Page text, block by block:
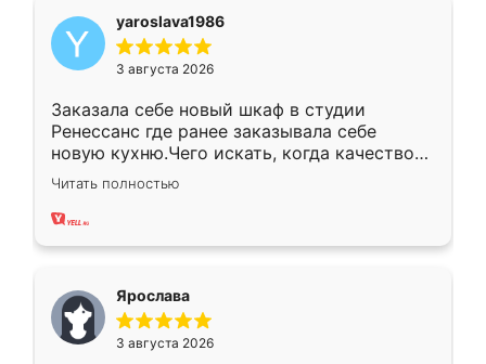
yaroslava1986
3 августа 2026
Заказала себе новый шкаф в студии
Ренессанс где ранее заказывала себе
новую кухню.Чего искать, когда качеством
вполне довольна. Служит кухня уже почти
два года, нареканий нет.
Читать полностью
Ярослава
3 августа 2026